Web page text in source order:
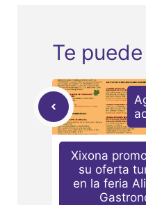
Te
Xixona
su oferta
en la feria